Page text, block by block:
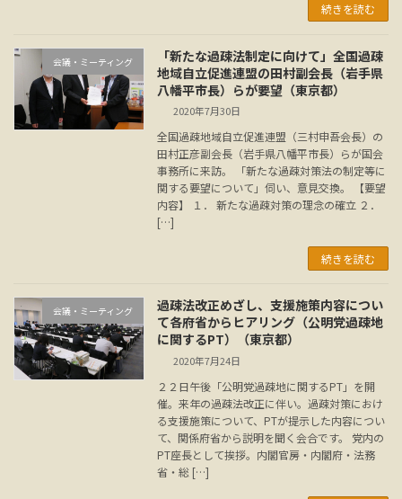
続きを読む
会議・ミーティング
「新たな過疎法制定に向けて」全国過疎
地域自立促進連盟の田村副会長（岩手県
八幡平市長）らが要望（東京都）
2020年7月30日
全国過疎地域自立促進連盟（三村申吾会長）の
田村正彦副会長（岩手県八幡平市長）らが国会
事務所に来訪。 「新たな過疎対策法の制定等に
関する要望について」伺い、意見交換。 【要望
内容】 １． 新たな過疎対策の理念の確立 ２．
[…]
続きを読む
会議・ミーティング
過疎法改正めざし、支援施策内容につい
て各府省からヒアリング（公明党過疎地
に関するPT）（東京都）
2020年7月24日
２２日午後「公明党過疎地に関するPT」を開
催。来年の過疎法改正に伴い。過疎対策におけ
る支援施策について、PTが提示した内容につい
て、関係府省から説明を聞く会合です。 党内の
PT座長として挨拶。内閣官房・内閣府・法務
省・総 […]